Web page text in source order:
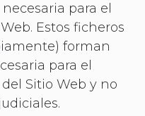
para el
Estos ficheros
forman
para el
Sitio Web y no